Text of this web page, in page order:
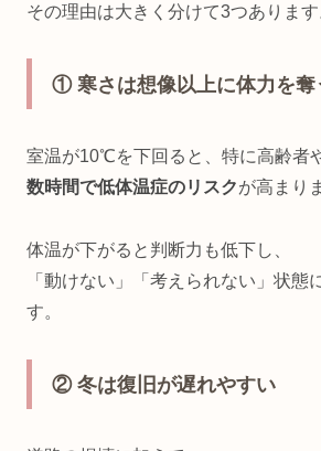
その理由は大きく分けて3つあります
① 寒さは想像以上に体力を奪
室温が10℃を下回ると、特に高齢者
数時間で低体温症のリスクが高まり
体温が下がると判断力も低下し、
「動けない」「考えられない」状態
す。
② 冬は復旧が遅れやすい